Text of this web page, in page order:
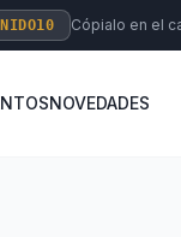
Cópialo en el
NOVEDADES